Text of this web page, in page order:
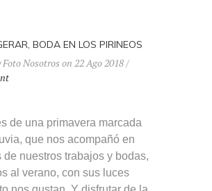
BODA EN LOS PIRINEOS
Foto Nosotros on 22 Ago 2018 /
de una primavera marcada
que nos acompañó en
de nuestros trabajos y bodas,
al verano, con sus luces